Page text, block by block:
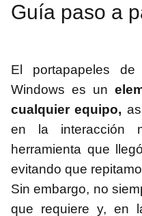
Guía paso a
El portapapeles
Windows es un
cualquier equipo,
en la interacción
herramienta que
evitando que
Sin embargo, no
que requiere y, en